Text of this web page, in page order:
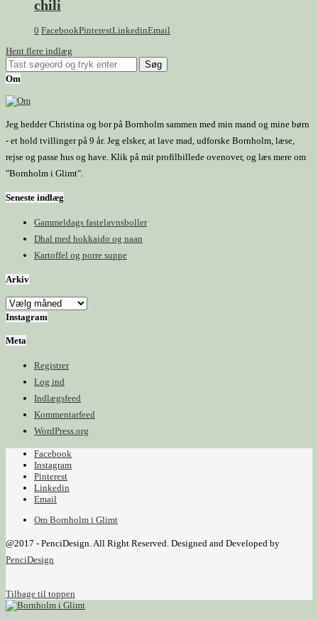
chili
0 FacebookPinterestLinkedinEmail
Hent flere indlæg
Om
Jeg hedder Christina og bor på Bornholm sammen med min mand og mine børn
- et hold tvillinger på 9 år. Jeg elsker, at lave mad, udforske Bornholm, læse,
rejse og passe hus og have. Klik på mit profilbillede ovenover, og læs mere om
"Bornholm i Glimt".
Seneste indlæg
Gammeldags fastelavnsboller
Dhal med hokkaido og naan
Kartoffel og porre suppe
Arkiv
Instagram
Meta
Registrer
Log ind
Indlægsfeed
Kommentarfeed
WordPress.org
Facebook
Instagram
Pinterest
Linkedin
Email
Om Bornholm i Glimt
@2017 - PenciDesign. All Right Reserved. Designed and Developed by
PenciDesign
Tilbage til toppen